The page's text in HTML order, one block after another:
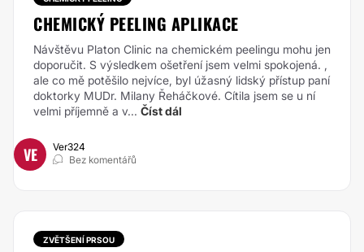
CHEMICKÝ PEELING APLIKACE
Návštěvu Platon Clinic na chemickém peelingu mohu jen
doporučit. S výsledkem ošetření jsem velmi spokojená. ,
ale co mě potěšilo nejvíce, byl úžasný lidský přístup paní
doktorky MUDr. Milany Řeháčkové. Cítila jsem se u ní
velmi příjemně a v... Číst dál
VE
Ver324
Bez komentářů
ZVĚTŠENÍ PRSOU